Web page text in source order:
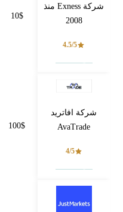
شركة Exness منذ
2008
4.5/5
10$
شركة افاتريد
AvaTrade
4/5
100$